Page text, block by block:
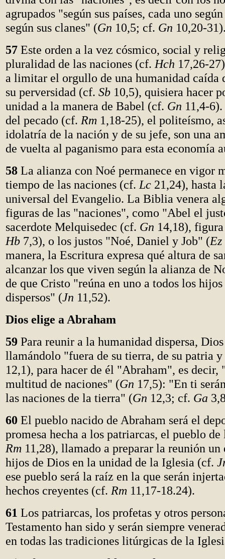
agrupados "según sus países, cada uno
según sus clanes" (Gn 10,5; cf. Gn 10,20-
57 Este orden a la vez cósmico, social y
pluralidad de las naciones (cf. Hch 17,26-
a limitar el orgullo de una humanidad caída
su perversidad (cf. Sb 10,5), quisiera hacer
unidad a la manera de Babel (cf. Gn 11,4-6).
del pecado (cf. Rm 1,18-25), el politeísmo,
idolatría de la nación y de su jefe, son una
de vuelta al paganismo para esta economía
58 La alianza con Noé permanece en vigor
tiempo de las naciones (cf. Lc 21,24), hasta
universal del Evangelio. La Biblia venera
figuras de las "naciones", como "Abel el
sacerdote Melquisedec (cf. Gn 14,18),
Hb 7,3), o los justos "Noé, Daniel y Job" (Ez
manera, la Escritura expresa qué altura de
alcanzar los que viven según la alianza de
de que Cristo "reúna en uno a todos los
dispersos" (Jn 11,52).
Dios elige a Abraham
59 Para reunir a la humanidad dispersa,
llamándolo "fuera de su tierra, de su patria y
12,1), para hacer de él "Abraham", es decir,
multitud de naciones" (Gn 17,5): "En ti
las naciones de la tierra" (Gn 12,3; cf. Ga
60 El pueblo nacido de Abraham será el
promesa hecha a los patriarcas, el pueblo
Rm 11,28), llamado a preparar la reunión un
hijos de Dios en la unidad de la Iglesia (cf.
ese pueblo será la raíz en la que serán
hechos creyentes (cf. Rm 11,17-18.24).
61 Los patriarcas, los profetas y otros
Testamento han sido y serán siempre
en todas las tradiciones litúrgicas de la